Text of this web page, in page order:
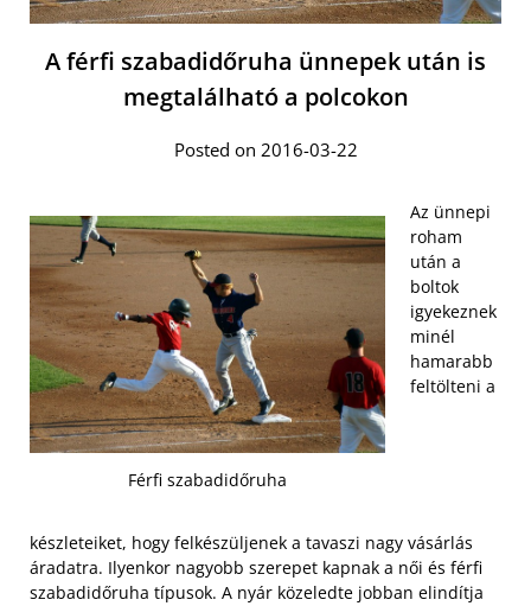
A férfi szabadidőruha ünnepek után is
megtalálható a polcokon
Posted on 2016-03-22
Férfi szabadidőruha
Az ünnepi
roham
után a
boltok
igyekeznek
minél
hamarabb
feltölteni a
készleteiket, hogy felkészüljenek a tavaszi nagy vásárlás
áradatra. Ilyenkor nagyobb szerepet kapnak a női és férfi
szabadidőruha típusok. A nyár közeledte jobban elindítja